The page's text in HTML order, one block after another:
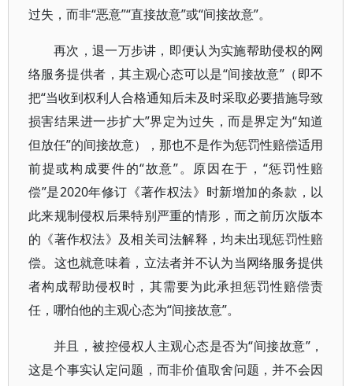
过失，而非“恶意”“直接故意”或“间接故意”。
再次，退一万步讲，即便认为实施帮助侵权的网
络服务提供者，其主观心态可以是“间接故意”（即不
把“当收到权利人合格通知后未及时采取必要措施导致
损害结果进一步扩大”界定为过失，而是界定为“知道
但放任”的间接故意），那也不是作为惩罚性赔偿适用
前提或构成要件的“故意”。原因在于，“惩罚性赔
偿”是2020年修订《著作权法》时新增加的条款，以
此来规制侵权后果特别严重的情形，而之前历次版本
的《著作权法》及相关司法解释，均未出现惩罚性赔
偿。这也就意味着，立法者并不认为当网络服务提供
者构成帮助侵权时，其需要为此承担惩罚性赔偿责
任，哪怕他的主观心态为“间接故意”。
并且，被控侵权人主观心态是否为“间接故意”，
这是个事实认定问题，而非价值取舍问题，并不会因